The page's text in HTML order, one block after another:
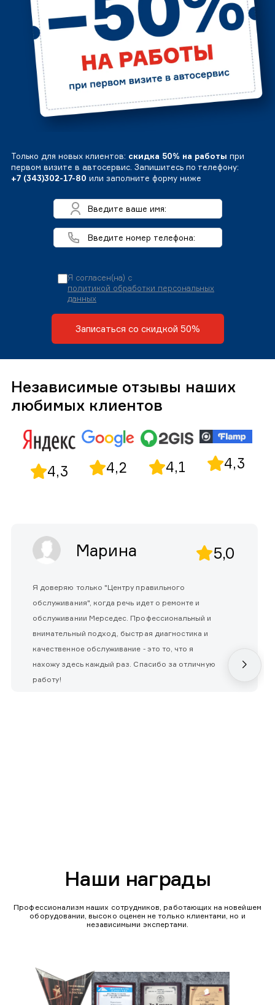
Только для новых клиентов: скидка 50% на работы при
первом визите в автосервис. Запишитесь по телефону:
+7 (343)302-17-80 или заполните форму ниже
Я согласен(на) с
политикой обработки персональных
данных
Записаться со скидкой 50%
Независимые отзывы наших
любимых клиентов
4,3 4,2 4,1 4,3
Марина 5,0
Я доверяю только "Центру правильного
обслуживания", когда речь идет о ремонте и
обслуживании Мерседес. Профессиональный и
внимательный подход, быстрая диагностика и
качественное обслуживание - это то, что я
нахожу здесь каждый раз. Спасибо за отличную
работу!
Наши награды
Профессионализм наших сотрудников, работающих на новейшем
оборудовании, высоко оценен не только клиентами, но и
независимыми экспертами.